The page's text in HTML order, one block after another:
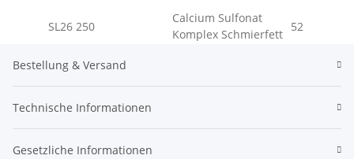
SL26 250
Calcium Sulfonat
Komplex Schmierfett
52
Bestellung & Versand
Technische Informationen
Gesetzliche Informationen